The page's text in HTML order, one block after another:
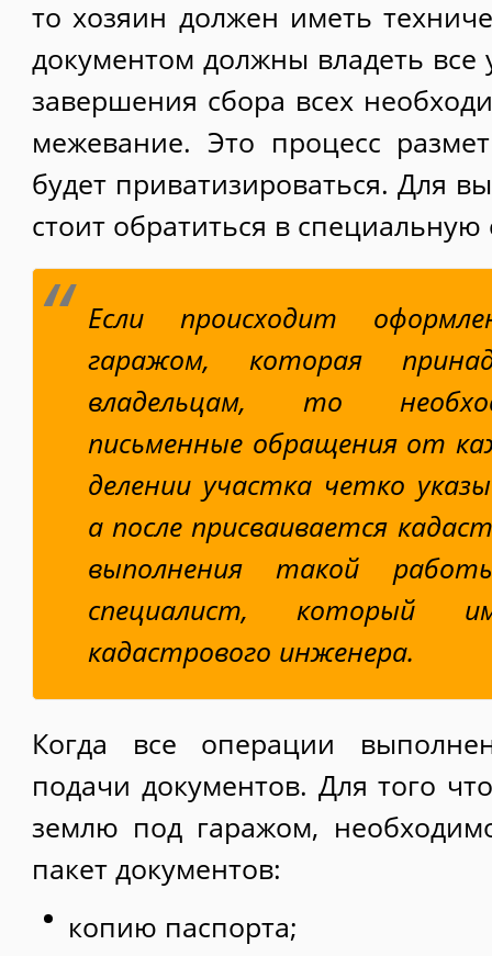
то хозяин должен иметь
документом должны владеть все
завершения сбора всех
межевание. Это процесс
будет приватизироваться. Для
стоит обратиться в специальную
Если происходит
гаражом, которая
владельцам, то
письменные обращения от
делении участка четко
а после присваивается
выполнения такой
специалист, который
кадастрового инженера.
Когда все операции
подачи документов. Для того
землю под гаражом,
пакет документов:
копию паспорта;